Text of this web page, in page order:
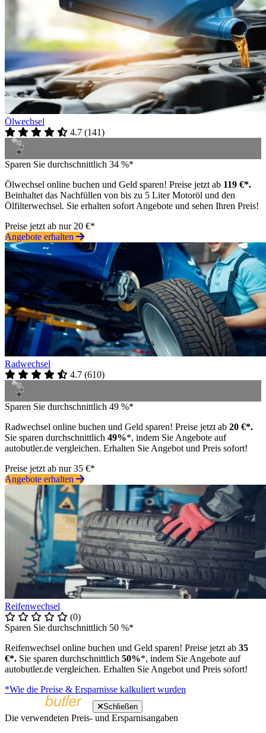
Ölwechsel
4.7 (141)
Sparen Sie durchschnittlich 34 %*
Ölwechsel online buchen und Geld sparen! Preise jetzt ab 119 €*.
Beinhaltet das Nachfüllen von bis zu 5 Liter Motoröl und den
Ölfilterwechsel. Sie erhalten sofort Angebote und sehen Ihren Preis!
Preise jetzt ab nur 20 €*
Angebote erhalten
Radwechsel
4.7 (610)
Sparen Sie durchschnittlich 49 %*
Radwechsel online buchen und Geld sparen! Preise jetzt ab 20 €*.
Sie sparen durchschnittlich 49%*, indem Sie Angebote auf
autobutler.de vergleichen. Erhalten Sie Angebot und Preis sofort!
Preise jetzt ab nur 35 €*
Angebote erhalten
Reifenwechsel
(0)
Sparen Sie durchschnittlich 50 %*
Reifenwechsel online buchen und Geld sparen! Preise jetzt ab 35
€*. Sie sparen durchschnittlich 50%*, indem Sie Angebote auf
autobutler.de vergleichen. Erhalten Sie Angebot und Preis sofort!
*Wie die Preise & Ersparnisse kalkuliert wurden
Schließen
Die verwendeten Preis- und Ersparnisangaben